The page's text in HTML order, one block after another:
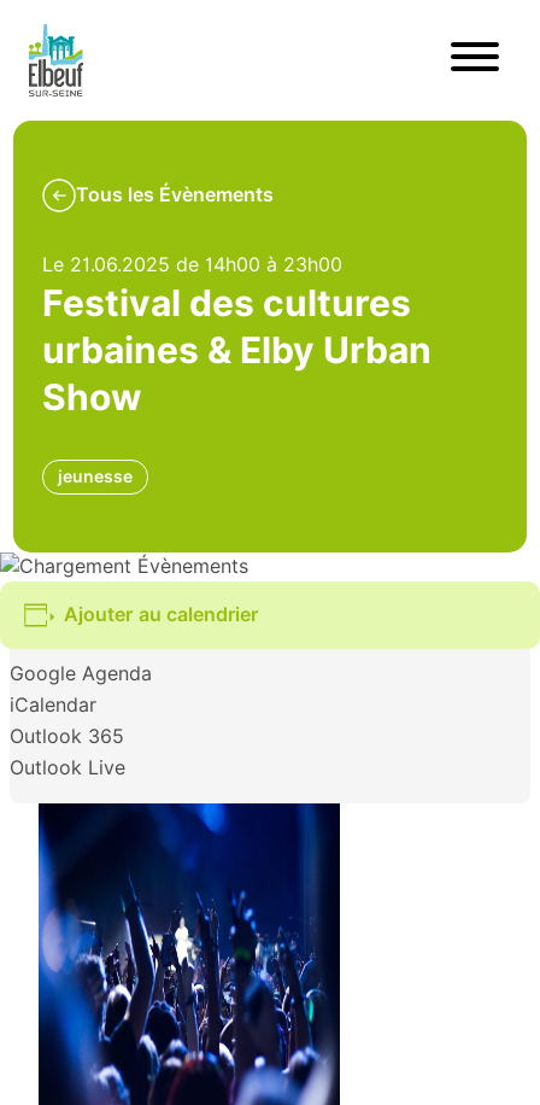
Tous les Évènements
Le 21.06.2025 de 14h00 à 23h00
Festival des cultures
urbaines & Elby Urban
Show
jeunesse
Ajouter au calendrier
Google Agenda
iCalendar
Outlook 365
Outlook Live